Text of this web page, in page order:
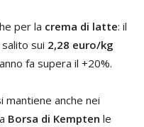
per la crema di latte: il
sui 2,28 euro/kg
fa supera il +20%.
mantiene anche nei
Borsa di Kempten le